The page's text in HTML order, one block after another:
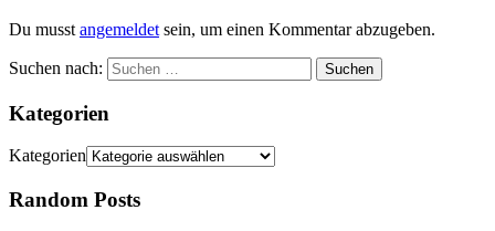
Du musst angemeldet sein, um einen Kommentar abzugeben.
Suchen nach: Suchen
Kategorien
Kategorien
Random Posts